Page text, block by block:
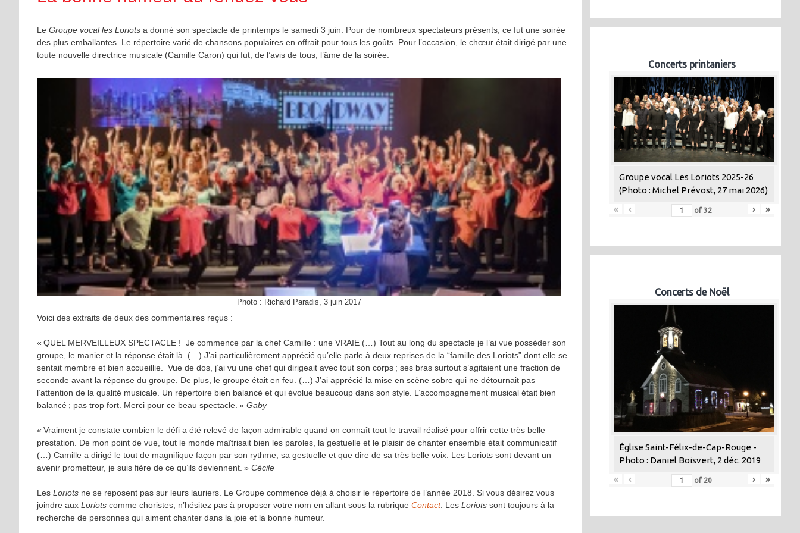
Le Groupe vocal les Loriots a donné son spectacle de printemps le samedi 3 juin. Pour de nombreux spectateurs présents, ce fut une soirée
des plus emballantes. Le répertoire varié de chansons populaires en offrait pour tous les goûts. Pour l’occasion, le chœur était dirigé par une
toute nouvelle directrice musicale (Camille Caron) qui fut, de l’avis de tous, l’âme de la soirée.
Photo : Richard Paradis, 3 juin 2017
Voici des extraits de deux des commentaires reçus :
« QUEL MERVEILLEUX SPECTACLE ! Je commence par la chef Camille : une VRAIE (…) Tout au long du spectacle je l’ai vue posséder son
groupe, le manier et la réponse était là. (…) J’ai particulièrement apprécié qu’elle parle à deux reprises de la “famille des Loriots” dont elle se
sentait membre et bien accueillie. Vue de dos, j’ai vu une chef qui dirigeait avec tout son corps ; ses bras surtout s’agitaient une fraction de
seconde avant la réponse du groupe. De plus, le groupe était en feu. (…) J’ai apprécié la mise en scène sobre qui ne détournait pas
l’attention de la qualité musicale. Un répertoire bien balancé et qui évolue beaucoup dans son style. L’accompagnement musical était bien
balancé ; pas trop fort. Merci pour ce beau spectacle. » Gaby
« Vraiment je constate combien le défi a été relevé de façon admirable quand on connaît tout le travail réalisé pour offrir cette très belle
prestation. De mon point de vue, tout le monde maîtrisait bien les paroles, la gestuelle et le plaisir de chanter ensemble était communicatif
(…) Camille a dirigé le tout de magnifique façon par son rythme, sa gestuelle et que dire de sa très belle voix. Les Loriots sont devant un
avenir prometteur, je suis fière de ce qu’ils deviennent. » Cécile
Les Loriots ne se reposent pas sur leurs lauriers. Le Groupe commence déjà à choisir le répertoire de l’année 2018. Si vous désirez vous
joindre aux Loriots comme choristes, n’hésitez pas à proposer votre nom en allant sous la rubrique Contact. Les Loriots sont toujours à la
recherche de personnes qui aiment chanter dans la joie et la bonne humeur.
Concerts printaniers
Groupe vocal Les Loriots 2025-26
(Photo : Michel Prévost, 27 mai 2026)
«
‹ of 32 › »
Concerts de Noël
Église Saint-Félix-de-Cap-Rouge -
Photo : Daniel Boisvert, 2 déc. 2019
«
‹ of 20 › »